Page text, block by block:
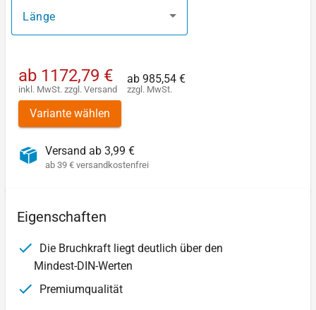
Länge
ab 1172,79 €
inkl. MwSt. zzgl. Versand
ab 985,54 €
zzgl. MwSt.
Variante wählen
Versand ab 3,99 €
ab 39 € versandkostenfrei
Eigenschaften
Die Bruchkraft liegt deutlich über den
Mindest-DIN-Werten
Premiumqualität